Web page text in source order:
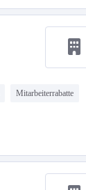
Mitarbeiterrabatte